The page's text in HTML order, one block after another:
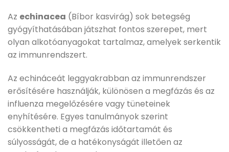
Az echinacea (Bíbor kasvirág) sok betegség
gyógyíthatásában játszhat fontos szerepet, mert
olyan alkotóanyagokat tartalmaz, amelyek serkentik
az immunrendszert.
Az echináceát leggyakrabban az immunrendszer
erősítésére használják, különösen a megfázás és az
influenza megelőzésére vagy tüneteinek
enyhítésére. Egyes tanulmányok szerint
csökkentheti a megfázás időtartamát és
súlyosságát, de a hatékonyságát illetően az